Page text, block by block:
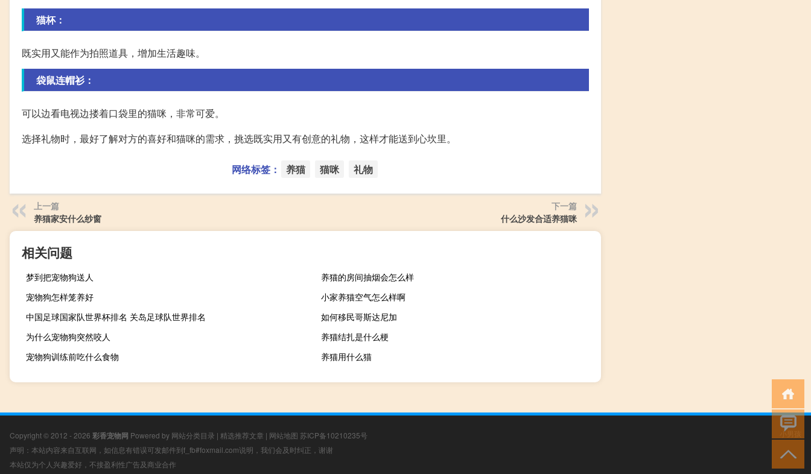
猫杯：
既实用又能作为拍照道具，增加生活趣味。
袋鼠连帽衫：
可以边看电视边搂着口袋里的猫咪，非常可爱。
选择礼物时，最好了解对方的喜好和猫咪的需求，挑选既实用又有创意的礼物，这样才能送到心坎里。
网络标签： 养猫 猫咪 礼物
上一篇
养猫家安什么纱窗
下一篇
什么沙发合适养猫咪
相关问题
梦到把宠物狗送人
养猫的房间抽烟会怎么样
宠物狗怎样笼养好
小家养猫空气怎么样啊
中国足球国家队世界杯排名 关岛足球队世界排名
如何移民哥斯达尼加
为什么宠物狗突然咬人
养猫结扎是什么梗
宠物狗训练前吃什么食物
养猫用什么猫
Copyright © 2012 - 2026 彩香宠物网 Powered by 网站分类目录 | 精选推荐文章 | 网站地图 苏ICP备10210235号
声明：本站内容来自互联网，如信息有错误可发邮件到f_fb#foxmail.com说明，我们会及时纠正，谢谢
本站仅为个人兴趣爱好，不接盈利性广告及商业合作
小男孩